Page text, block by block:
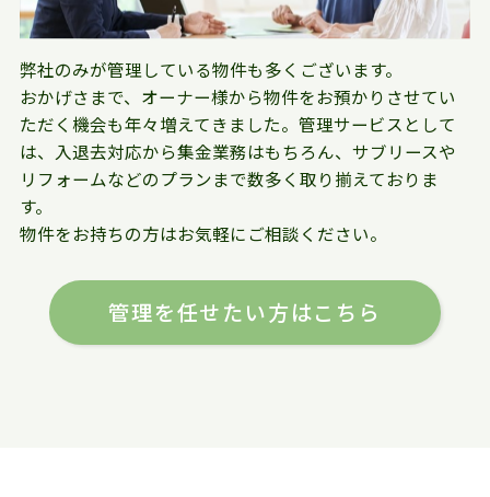
弊社のみが管理している物件も多くございます。
おかげさまで、オーナー様から物件をお預かりさせてい
ただく機会も年々増えてきました。管理サービスとして
は、入退去対応から集金業務はもちろん、サブリースや
リフォームなどのプランまで数多く取り揃えておりま
す。
物件をお持ちの方はお気軽にご相談ください。
管理を任せたい方はこちら